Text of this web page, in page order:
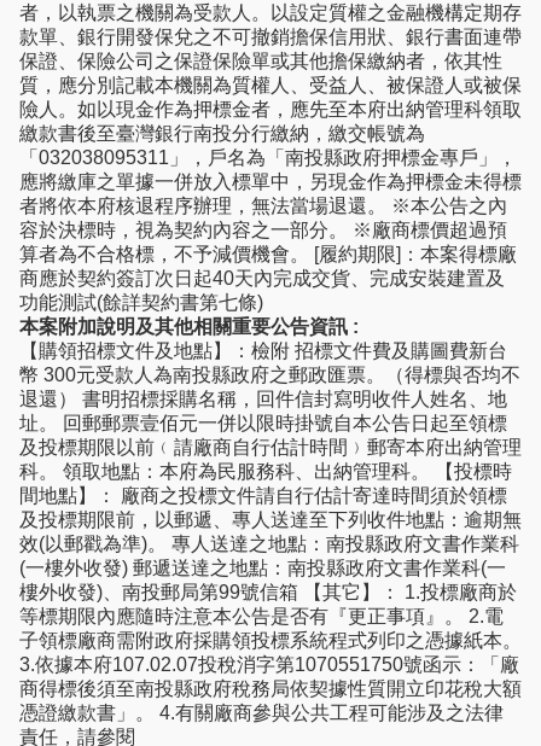
者，以執票之機關為受款人。以設定質權之金融機構定期存
款單、銀行開發保兌之不可撤銷擔保信用狀、銀行書面連帶
保證、保險公司之保證保險單或其他擔保繳納者，依其性
質，應分別記載本機關為質權人、受益人、被保證人或被保
險人。如以現金作為押標金者，應先至本府出納管理科領取
繳款書後至臺灣銀行南投分行繳納，繳交帳號為
「032038095311」，戶名為「南投縣政府押標金專戶」，
應將繳庫之單據一併放入標單中，另現金作為押標金未得標
者將依本府核退程序辦理，無法當場退還。 ※本公告之內
容於決標時，視為契約內容之一部分。 ※廠商標價超過預
算者為不合格標，不予減價機會。 [履約期限]：本案得標廠
商應於契約簽訂次日起40天內完成交貨、完成安裝建置及
功能測試(餘詳契約書第七條)
本案附加說明及其他相關重要公告資訊 :
【購領招標文件及地點】：檢附 招標文件費及購圖費新台
幣 300元受款人為南投縣政府之郵政匯票。（得標與否均不
退還） 書明招標採購名稱，回件信封寫明收件人姓名、地
址。 回郵郵票壹佰元一併以限時掛號自本公告日起至領標
及投標期限以前﹙請廠商自行估計時間﹚郵寄本府出納管理
科。 領取地點：本府為民服務科、出納管理科。 【投標時
間地點】： 廠商之投標文件請自行估計寄達時間須於領標
及投標期限前，以郵遞、專人送達至下列收件地點：逾期無
效(以郵戳為準)。 專人送達之地點：南投縣政府文書作業科
(一樓外收發) 郵遞送達之地點：南投縣政府文書作業科(一
樓外收發)、南投郵局第99號信箱 【其它】： 1.投標廠商於
等標期限內應隨時注意本公告是否有『更正事項』。 2.電
子領標廠商需附政府採購領投標系統程式列印之憑據紙本。
3.依據本府107.02.07投稅消字第1070551750號函示：「廠
商得標後須至南投縣政府稅務局依契據性質開立印花稅大額
憑證繳款書」。 4.有關廠商參與公共工程可能涉及之法律
責任，請參閱